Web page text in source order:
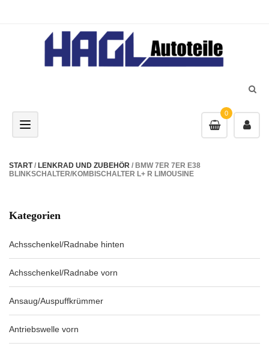
0
Toggle navigation
START/ LENKRAD UND ZUBEHÖR / BMW 7ER 7ER E38
BLINKSCHALTER/KOMBISCHALTER L+ R LIMOUSINE
Kategorien
Achsschenkel/Radnabe hinten
Achsschenkel/Radnabe vorn
Ansaug/Auspuffkrümmer
Antriebswelle vorn